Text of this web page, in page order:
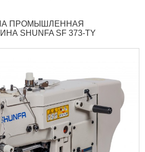
ПРОМЫШЛЕННАЯ
SHUNFA SF 373-TY